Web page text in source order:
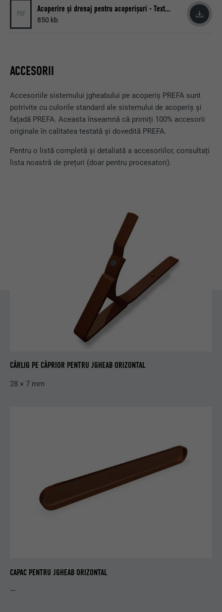
PDF Acoperire și drenaj pentru acoperișuri - Texte pentru licitații
850 kb
ACCESORII
Accesoriile sistemului jgheabului pe acoperiș PREFA sunt
potrivite cu culorile standard ale sistemului de acoperiș și
fațadă PREFA. Aceasta înseamnă că primiți 100% accesorii
originale în calitatea testată și dovedită PREFA.
Pentru o listă completă și detaliată a accesoriilor, consultați
lista noastră de prețuri (doar pentru procesatori).
CÂRLIG PE CĂPRIOR PENTRU JGHEAB ORIZONTAL
28 × 7 mm
CAPAC PENTRU JGHEAB ORIZONTAL
—